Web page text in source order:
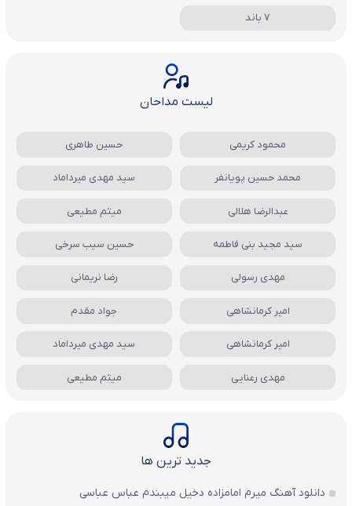
7 باند
لیست مداحان
محمود کریمی حسین طاهری
محمد حسین پویانفر سید مهدی میرداماد
عبدالرضا هلالی میثم مطیعی
سید مجید بنی فاطمه حسین سیب سرخی
مهدی رسولی رضا نریمانی
امیر کرمانشاهی جواد مقدم
امیر کرمانشاهی سید مهدی میرداماد
مهدی رعنایی میثم مطیعی
جدید ترین ها
دانلود آهنگ میرم امامزاده دخیل میبندم عباس عباسی